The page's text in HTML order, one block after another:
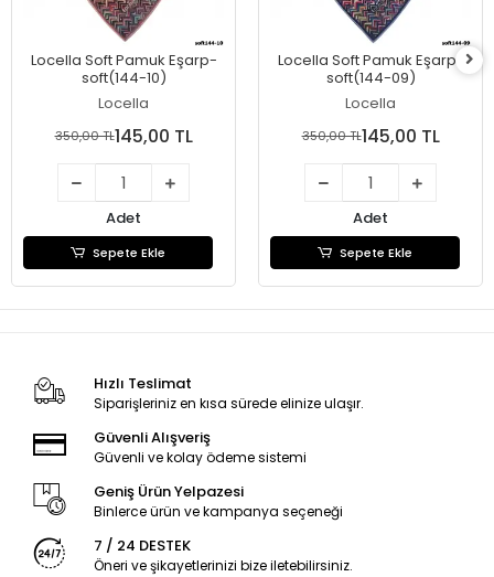
Locella Soft Pamuk Eşarp-
soft(144-10)
Locella
350,00 TL145,00 TL
Adet
Sepete Ekle
Locella Soft Pamuk Eşarp-
soft(144-09)
Locella
350,00 TL145,00 TL
Adet
Sepete Ekle
Hızlı Teslimat
Siparişleriniz en kısa sürede elinize ulaşır.
Güvenli Alışveriş
Güvenli ve kolay ödeme sistemi
Geniş Ürün Yelpazesi
Binlerce ürün ve kampanya seçeneği
7 / 24 DESTEK
Öneri ve şikayetlerinizi bize iletebilirsiniz.